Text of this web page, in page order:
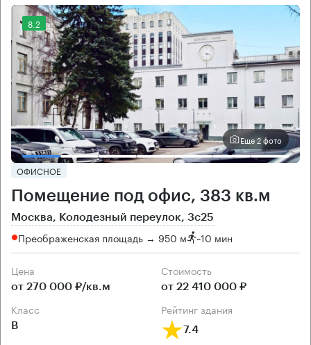
8.2
Еще 2 фото
ОФИСНОЕ
Помещение под офис, 383 кв.м
Москва, Колодезный переулок, 3с25
Преображенская площадь → 950 м ~10 мин
Цена
от 270 000 ₽/кв.м
Cтоимость
от 22 410 000 ₽
класс
B
рейтинг здания
7.4